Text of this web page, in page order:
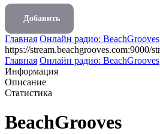
Добавить
Главная Онлайн радио: BeachGrooves
https://stream.beachgrooves.com:9000/
Главная Онлайн радио: BeachGrooves
Информация
Описание
Статистика
BeachGrooves